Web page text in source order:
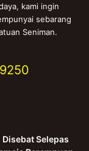
kami ingin
sebarang
Seniman.
Selepas